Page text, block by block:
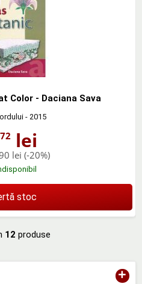
+
Color - Daciana Sava
- 2015
lei
lei (-20%)
stoc
12 produse